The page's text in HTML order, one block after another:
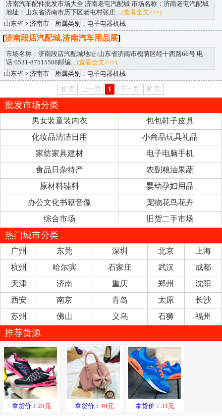
济南汽车配件批发市场大全 济南老屯汽配城 市场名称：济南老屯汽配城
地址：山东省济南市历下区老屯村张庄.... (查看全文>>>)
山东省 > 济南市 所属类别： 电子电器机械
[济南段店汽配城,济南汽车用品展]
市场名称：济南段店汽配城地址:山东省济南市槐荫区经十西路66号 电
话:0531-87515588邮编.... (查看全文>>>)
山东省 > 济南市 所属类别： 电子电器机械
首 页 上一页 1 下一页 尾 页
批发市场分类
男女装童装内衣
包包鞋子皮具
化妆品清洁日用
小商品玩具礼品
家纺家具建材
电子电脑手机
食品日杂特产
农副粮油果蔬
原材料辅料
婴幼孕妇用品
办公文化书籍音像
宠物花鸟花卉
综合市场
旧货二手市场
热门城市分类
广州 东莞 深圳 北京
上海
杭州
哈尔滨 石家庄 武汉
成都
天津
济南 重庆 郑州
沈阳
西安
南京 青岛 太原
长沙
苏州
佛山 义乌 石狮 福州
推荐货源
拿货价： 28元 拿货价： 49元 拿货价：31元